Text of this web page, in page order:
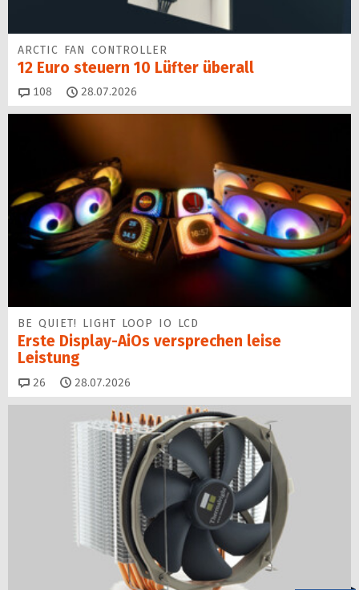
ARCTIC FAN CONTROLLER
12 Euro steuern 10 Lüfter überall
108 Kommentare
28.07.2026
BE QUIET! LIGHT LOOP IO LCD
Erste Display-AiOs versprechen leise
Leistung
26 Kommentare
28.07.2026